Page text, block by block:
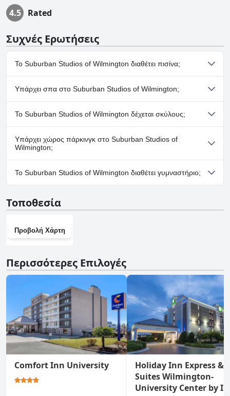
4.5 Rated
Συχνές Ερωτήσεις
Το Suburban Studios of Wilmington διαθέτει πισίνα;
Ναι, το Suburban Studios of Wilmington διαθέτει πισίνα/
πισίνες που ανήκουν σε μία ή περισσότερες από τις ακόλουθες
κατηγορίες: Εξωτερική Πισίνα.
Υπάρχει σπα στο Suburban Studios of Wilmington;
Όχι, το Suburban Studios of Wilmington δεν διαθέτει σπα.
Το Suburban Studios of Wilmington δέχεται σκύλους;
Ναι, το Suburban Studios of Wilmington δέχεται σκύλους.
Υπάρχει χώρος πάρκινγκ στο Suburban Studios of
Wilmington;
Ναι, υπάρχουν εγκαταστάσεις πάρκινγκ στο Suburban Studios
of Wilmington.
Το Suburban Studios of Wilmington διαθέτει γυμναστήριο;
γυμναστήριο.
Τοποθεσία
Προβολή Χάρτη
Περισσότερες Επιλογές
Comfort Inn University
Holiday Inn Express &
Suites Wilmington-
University Center by